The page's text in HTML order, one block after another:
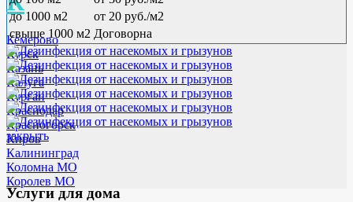
Кемерово
Курск
Казань
Калуга
Курган
Краснодар
Красногорск
Киров
Калининград
Коломна МО
Королев МО
до 1000 м2
от 20 руб./м2
свыше 1000 м2 Договорна
закрыть
Услуги для дома